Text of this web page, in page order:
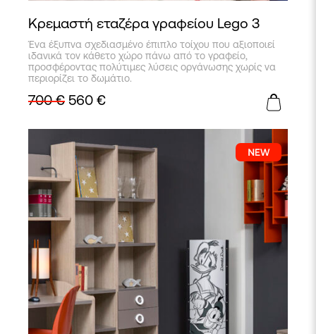
Κρεμαστή εταζέρα γραφείου Lego 3
Ένα έξυπνα σχεδιασμένο έπιπλο τοίχου που αξιοποιεί
ιδανικά τον κάθετο χώρο πάνω από το γραφείο,
προσφέροντας πολύτιμες λύσεις οργάνωσης χωρίς να
περιορίζει το δωμάτιο.
700€ 560 €